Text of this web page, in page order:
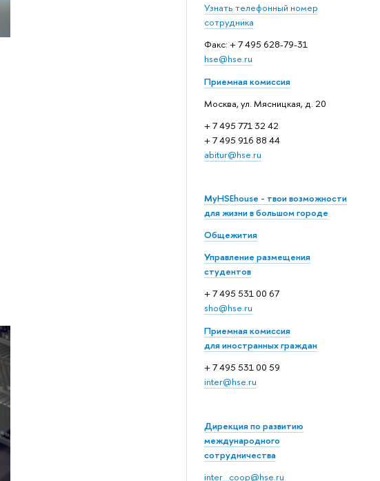
Узнать телефонный номер
сотрудника
Факс: + 7 495 628-79-31
hse@hse.ru
Приемная комиссия
Москва, ул. Мясницкая, д. 20
+ 7 495 771 32 42
+ 7 495 916 88 44
abitur@hse.ru
MyHSEhouse - твои возможности
для жизни в большом городе
Общежития
Управление размещения
студентов
+ 7 495 531 00 67
sho@hse.ru
Приемная комиссия
для иностранных граждан
+ 7 495 531 00 59
inter@hse.ru
Дирекция по развитию
международного
сотрудничества
inter_coop@hse.ru